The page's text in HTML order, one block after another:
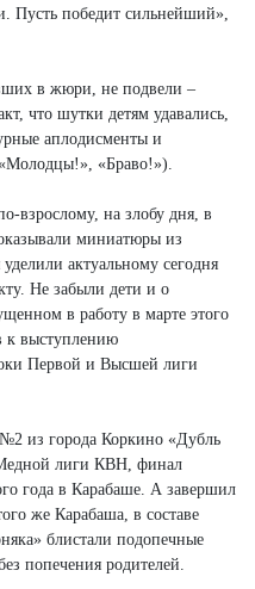
Пусть победит сильнейший»,
в жюри, не подвели –
что шутки детям удавались,
аплодисменты и
«Браво!»).
взрослому, на злобу дня, в
миниатюры из
актуальному сегодня
Не забыли дети и о
в работу в марте этого
к выступлению
Первой и Высшей лиги
из города Коркино «Дубль
Медной лиги КВН, финал
года в Карабаше. А завершил
же Карабаша, в составе
блистали подопечные
попечения родителей.